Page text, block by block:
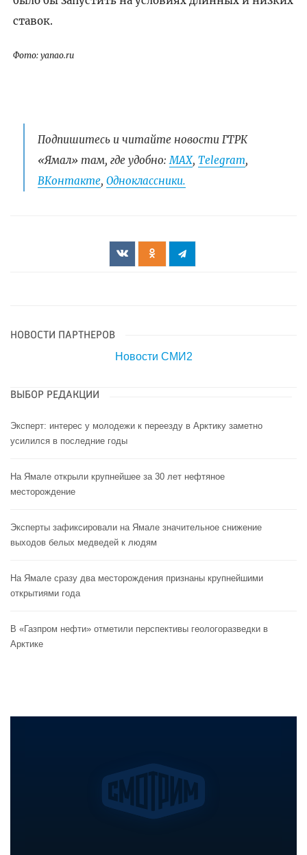
ставок.
Фото: yanao.ru
Подпишитесь и читайте новости ГТРК
«Ямал» там, где удобно:МАХ, Telegram,
ВКонтакте, Одноклассники.
НОВОСТИ ПАРТНЕРОВ
Новости СМИ2
ВЫБОР РЕДАКЦИИ
Эксперт: интерес у молодежи к переезду в Арктику заметно
усилился в последние годы
На Ямале открыли крупнейшее за 30 лет нефтяное
месторождение
Эксперты зафиксировали на Ямале значительное снижение
выходов белых медведей к людям
На Ямале сразу два месторождения признаны крупнейшими
открытиями года
В «Газпром нефти» отметили перспективы геологоразведки в
Арктике